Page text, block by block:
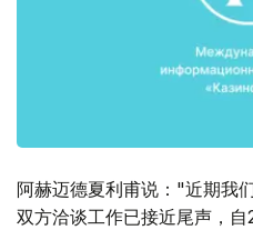
阿赫迈德夏利甫说："近期我
双方洽谈工作已接近尾声，